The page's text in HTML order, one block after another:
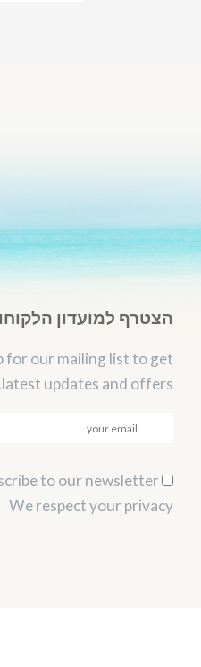
הצטרף למועדון
for our mailing list to get
latest updates and offers.
We respect your privacy